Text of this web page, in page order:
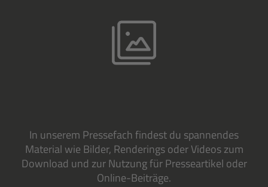
In unserem Pressefach findest du spannendes
Material wie Bilder, Renderings oder Videos zum
Download und zur Nutzung für Presseartikel oder
Online-Beiträge.